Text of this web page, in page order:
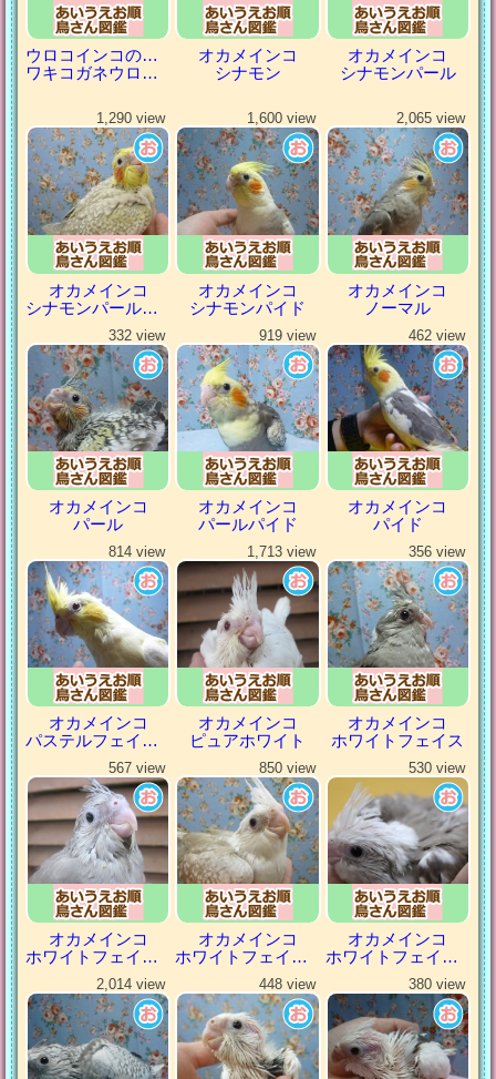
ウロコインコの仲間
ワキコガネウロコインコ
オカメインコ
シナモン
オカメインコ
シナモンパール
1,290 view
オカメインコ
シナモンパールパイド
1,600 view
オカメインコ
シナモンパイド
2,065 view
オカメインコ
ノーマル
332 view
オカメインコ
パール
919 view
オカメインコ
パールパイド
462 view
オカメインコ
パイド
814 view
オカメインコ
パステルフェイスルチノー
1,713 view
オカメインコ
ピュアホワイト
356 view
オカメインコ
ホワイトフェイス
567 view
オカメインコ
ホワイトフェイスシナモン
850 view
オカメインコ
ホワイトフェイスシナモンパール
530 view
オカメインコ
ホワイトフェイスシナモンパイド
2,014 view 448 view 380 view